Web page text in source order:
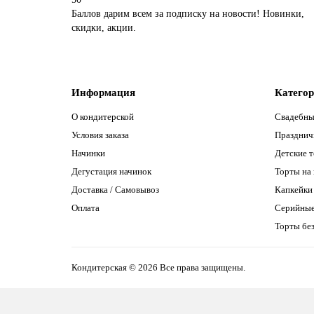
Баллов дарим всем за подписку на новости! Новинки,
скидки, акции.
Информация
О кондитерской
Условия заказа
Начинки
Дегустация начинок
Доставка / Самовывоз
Оплата
Детские
Торты на
Капкейки
Торты
Кондитерская © 2026 Все права защищены.